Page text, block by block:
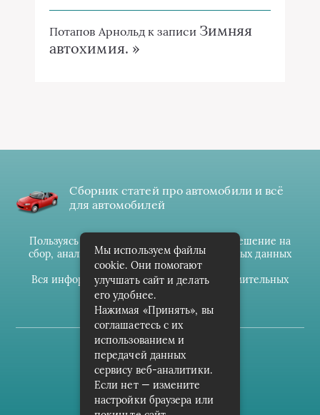
Потапов Арнольд к записи Зимняя
автохимия. »
Сборник статей про автомобили и всё
для автомобилей
Пользуясь данным ресурсом вы даёте разрешение на
сбор, анализ и хранение своих персональных данных
согласноПравилам
Вся информация предоставлена в ознакомительных
целях.
(c) cpark-avto.ru
Карта сайта
О проекте
Мы используем файлы
cookie. Они помогают
улучшать сайт и делать
его удобнее.
Нажимая «Принять», вы
соглашаетесь с их
использованием и
передачей данных
сервису веб-аналитики.
Если нет — измените
настройки браузера или